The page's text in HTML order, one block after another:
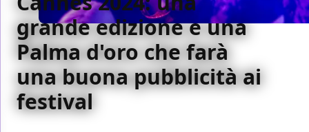
grande edizione e una
Palma d'oro che farà
una buona pubblicità ai
festival